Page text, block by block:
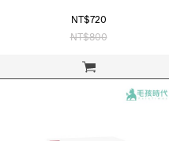
立即購買
NT$720
NT$800